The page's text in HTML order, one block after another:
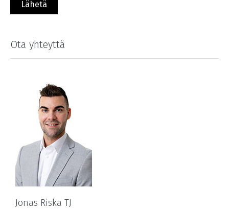
Ota yhteyttä
Jonas Riska TJ